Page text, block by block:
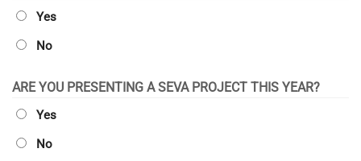
Yes
No
ARE YOU PRESENTING A SEVA PROJECT THIS YEAR?
Yes
No